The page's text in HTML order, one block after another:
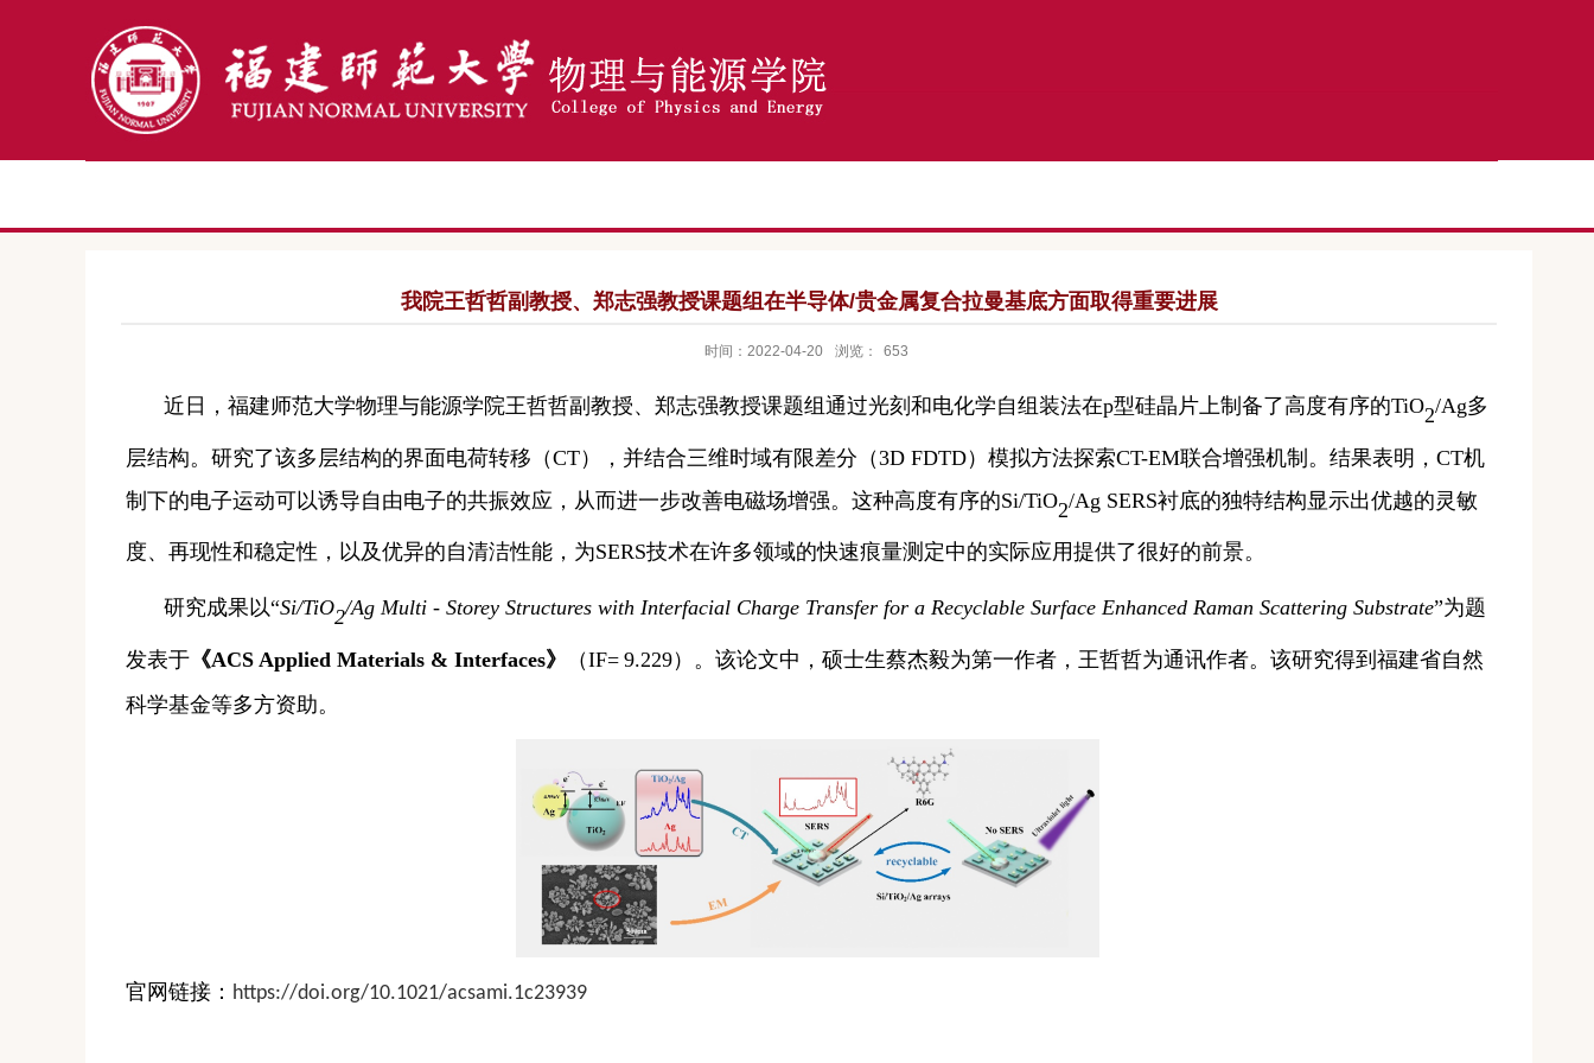
我院王哲哲副教授、郑志强教授课题组在半导体/贵金属复合拉曼基底方面取得重要进展
时间：2022-04-20 浏览： 653
近日，福建师范大学物理与能源学院王哲哲副教授、郑志强教授课题组通过光刻和电化学自组装法在p型硅晶片上制备了高度有序的TiO2/Ag多
层结构。研究了该多层结构的界面电荷转移（CT），并结合三维时域有限差分（3D FDTD）模拟方法探索CT-EM联合增强机制。结果表明， CT机
制下的电子运动可以诱导自由电子的共振效应，从而进一步改善电磁场增强。这种高度有序的Si/TiO2/Ag SERS衬底的独特结构显示出优越的灵敏
度、再现性和稳定性，以及优异的自清洁性能，为SERS技术在许多领域的快速痕量测定中的实际应用提供了很好的前景。
研究成果以“Si/TiO2/Ag Multi - Storey Structures with Interfacial Charge Transfer for a Recyclable Surface Enhanced Raman Scattering Substrate”为题
发表于 《ACS Applied Materials & Interfaces》 （IF= 9.229）。该论文中， 硕士生蔡杰毅为第一作者， 王哲哲为通讯作者。 该研究得到福建省自然
科学基金等多方资助。
官网链接： https://doi.org/10.1021/acsami.1c23939